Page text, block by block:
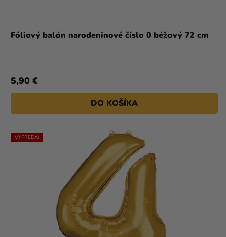
Fóliový balón narodeninové číslo 0 béžový 72 cm
5,90 €
DO KOŠÍKA
VÝPREDAJ